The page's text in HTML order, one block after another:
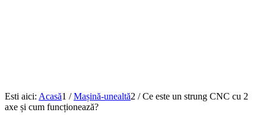
Esti aici: Acasă1 / Mașină-unealtă2 / Ce este un strung CNC cu 2
axe și cum funcționează?